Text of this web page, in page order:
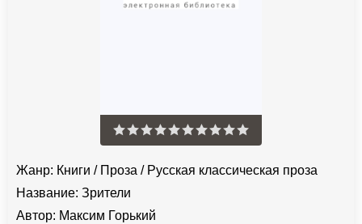
Жанр: Книги / Проза / Русская классическая проза
Название: Зрители
Автор: Максим Горький